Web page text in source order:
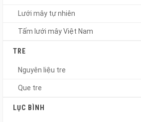
Lưới mây tự nhiên
Tấm lưới mây Việt Nam
TRE
Nguyên liệu tre
Que tre
LỤC BÌNH